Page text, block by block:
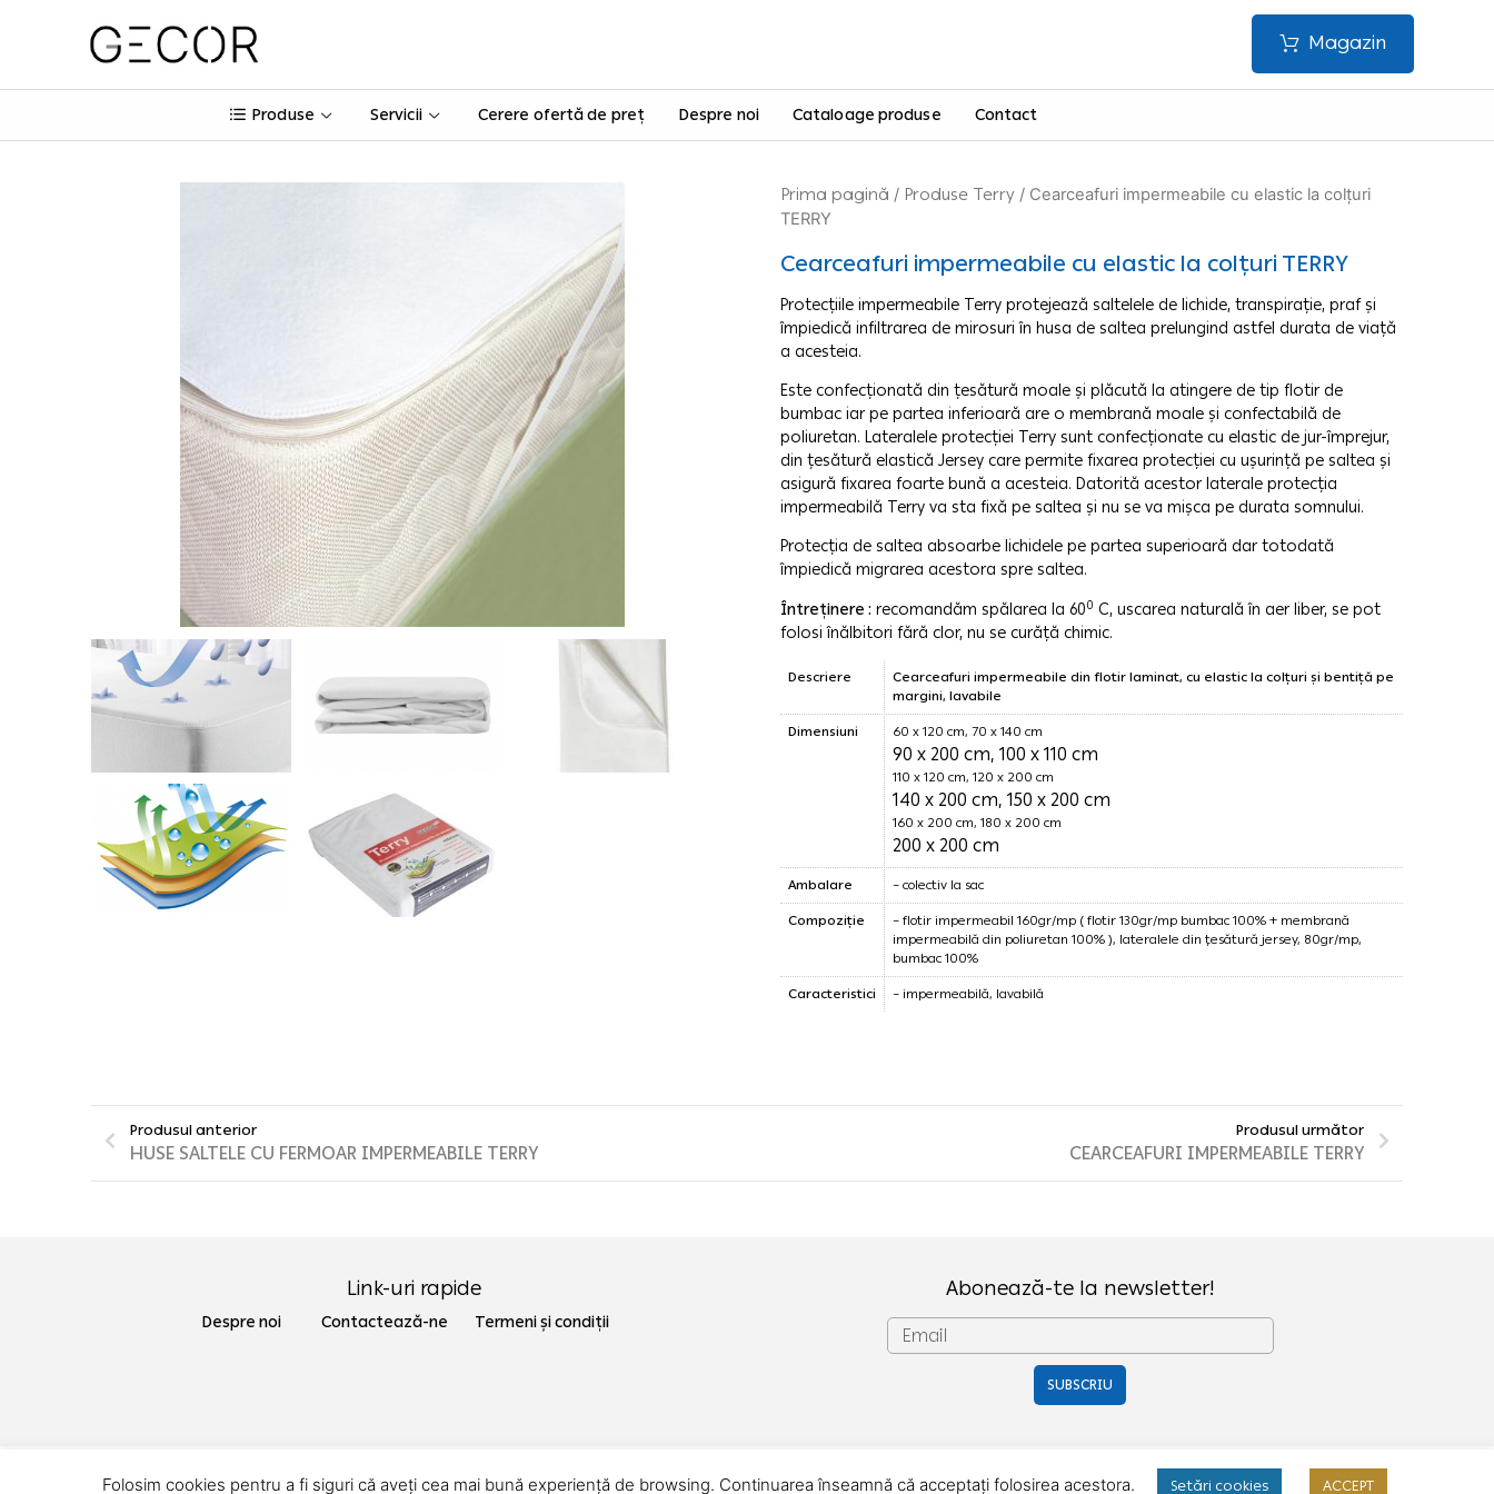
Magazin
Produse Servicii Cerere ofertă de preț Despre noi Cataloage produse Contact
Prima pagină / Produse Terry/ Cearceafuri impermeabile cu elastic la colțuri
TERRY
Cearceafuri impermeabile cu elastic la colțuri TERRY
Protecțiile impermeabile Terry protejează saltelele de lichide, transpirație, praf și
împiedică infiltrarea de mirosuri în husa de saltea prelungind astfel durata de viață
a acesteia.
Este confecționată din țesătură moale și plăcută la atingere de tip flotir de
bumbac iar pe partea inferioară are o membrană moale și confectabilă de
poliuretan. Lateralele protecției Terry sunt confecționate cu elastic de jur-împrejur,
din țesătură elastică Jersey care permite fixarea protecției cu ușurință pe saltea și
asigură fixarea foarte bună a acesteia. Datorită acestor laterale protecția
impermeabilă Terry va sta fixă pe saltea și nu se va mișca pe durata somnului.
Protecția de saltea absoarbe lichidele pe partea superioară dar totodată
împiedică migrarea acestora spre saltea.
Întreținere : recomandăm spălarea la 600 C, uscarea naturală în aer liber, se pot
folosi înălbitori fără clor, nu se curăță chimic.
Descriere
Cearceafuri impermeabile din flotir laminat, cu elastic la colțuri și bentiță pe
margini, lavabile
Dimensiuni 60 x 120 cm, 70 x 140 cm
90 x 200 cm, 100 x 110 cm
110 x 120 cm, 120 x 200 cm
140 x 200 cm, 150 x 200 cm
160 x 200 cm, 180 x 200 cm
200 x 200 cm
Ambalare – colectiv la sac
Compoziție
– flotir impermeabil 160gr/mp ( flotir 130gr/mp bumbac 100% + membrană
impermeabilă din poliuretan 100% ), lateralele din țesătură jersey, 80gr/mp,
bumbac 100%
Caracteristici – impermeabilă, lavabilă
Produsul anterior
HUSE SALTELE CU FERMOAR IMPERMEABILE TERRY
Produsul următor
CEARCEAFURI IMPERMEABILE TERRY
Link-uri rapide
Despre noi Contactează-ne Termeni și condiții
Abonează-te la newsletter!
SUBSCRIU
Folosim cookies pentru a fi siguri că aveți cea mai bună experiență de browsing. Continuarea înseamnă că acceptați folosirea acestora. Setări cookies ACCEPT